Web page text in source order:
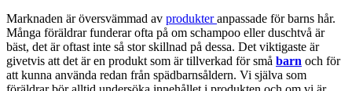
Marknaden är översvämmad av produkteranpassade för barns hår.
Många föräldrar funderar ofta på om schampoo eller duschtvå är
bäst, det är oftast inte så stor skillnad på dessa. Det viktigaste är
givetvis att det är en produkt som är tillverkad för små barn och för
att kunna använda redan från spädbarnsåldern. Vi själva som